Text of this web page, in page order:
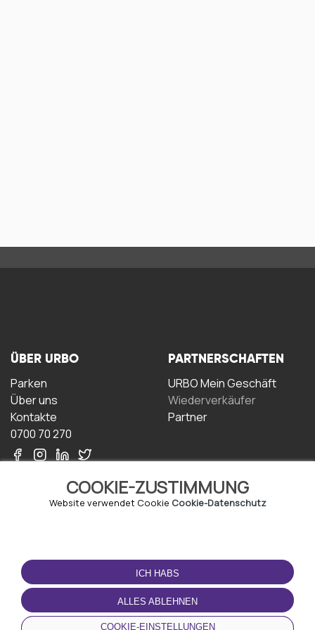
COOKIE-ZUSTIMMUNG
Website verwendet Cookie Cookie-Datenschutz
ICH HABS
ALLES ABLEHNEN
COOKIE-EINSTELLUNGEN
ÜBER URBO
Parken
Über uns
Kontakte
0700 70 270
PARTNERSCHAFTEN
URBO Mein Geschäft
Wiederverkäufer
Partner
NUTZUNGSBEDINGUNGEN
Geschäftsbedingungen
Datenschutz-
Bestimmungen
Cookie-Richtlinie
LADEN SIE DIE APP
HERUNTER